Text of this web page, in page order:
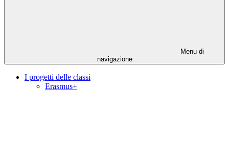
Menu di
navigazione
I progetti delle classi
Erasmus+